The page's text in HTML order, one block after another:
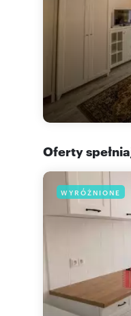
Oferty
WYRÓŻNIONE